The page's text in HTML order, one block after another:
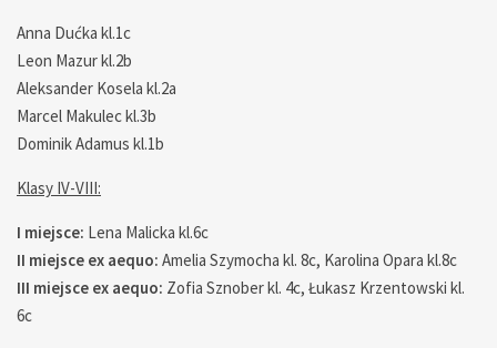
Anna Dućka kl.1c
Leon Mazur kl.2b
Aleksander Kosela kl.2a
Marcel Makulec kl.3b
Dominik Adamus kl.1b
Klasy IV-VIII:
I miejsce: Lena Malicka kl.6c
II miejsce ex aequo: Amelia Szymocha kl. 8c, Karolina Opara kl.8c
III miejsce ex aequo: Zofia Sznober kl. 4c, Łukasz Krzentowski kl.
6c